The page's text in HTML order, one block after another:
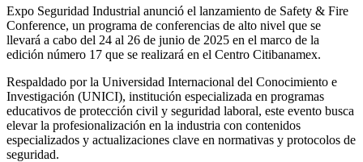
Expo Seguridad Industrial anunció el lanzamiento de Safety & Fire
Conference, un programa de conferencias de alto nivel que se
llevará a cabo del 24 al 26 de junio de 2025 en el marco de la
edición número 17 que se realizará en el Centro Citibanamex.
Respaldado por la Universidad Internacional del Conocimiento e
Investigación (UNICI), institución especializada en programas
educativos de protección civil y seguridad laboral, este evento busca
elevar la profesionalización en la industria con contenidos
especializados y actualizaciones clave en normativas y protocolos de
seguridad.